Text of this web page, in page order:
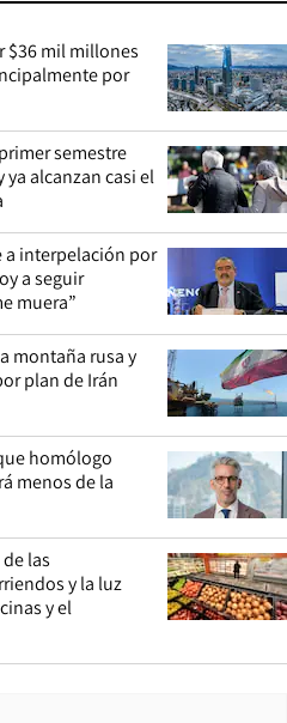
$36 mil millones
por
semestre
ya alcanzan casi el
interpelación por
a seguir
muera”
montaña rusa y
plan de Irán
homólogo
menos de la
las
y la luz
y el